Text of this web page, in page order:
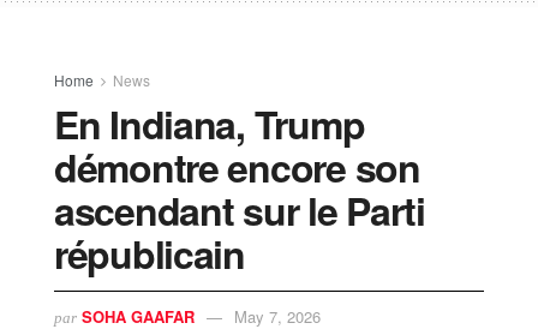
Home News
En Indiana, Trump
démontre encore son
ascendant sur le Parti
républicain
par SOHA GAAFAR May 7, 2026